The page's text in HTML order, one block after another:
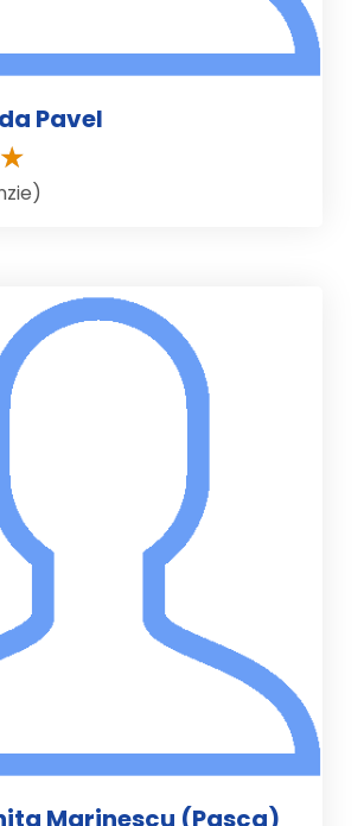
Pavel
Marinescu (Pasca)